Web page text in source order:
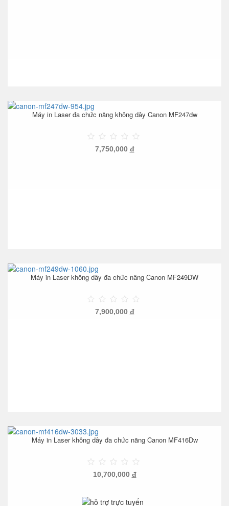
Máy in Laser đa chức năng không dây Canon MF247dw
7,750,000 đ
Máy in Laser không dây đa chức năng Canon MF249DW
7,900,000 đ
Máy in Laser không dây đa chức năng Canon MF416Dw
10,700,000 đ